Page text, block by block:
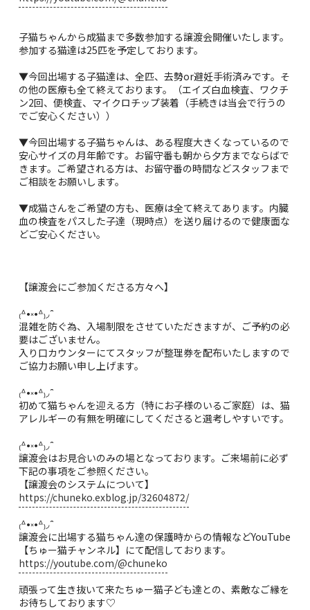
子猫ちゃんから成猫まで多数参加する譲渡会開催いたします。
参加する猫達は25匹を予定しております。
▼今回出場する子猫達は、全匹、去勢or避妊手術済みです。そ
の他の医療も全て終えております。（エイズ白血検査、ワクチ
ン2回、便検査、マイクロチップ装着（手続きは当会で行うの
でご安心ください））
▼今回出場する子猫ちゃんは、ある程度大きくなっているので
安心サイズの月年齢です。お留守番も朝から夕方までならばで
きます。ご希望される方は、お留守番の時間などスタッフまで
ご相談をお願いします。
▼成猫さんをご希望の方も、医療は全て終えてあります。内臓
血の検査をパスした子達（現時点）を送り届けるので健康面な
どご安心ください。
【譲渡会にご参加くださる方々へ】
₍ᐞ•༝•ᐞ₎◞ ̑̑
混雑を防ぐ為、入場制限をさせていただきますが、ご予約の必
要はございません。
入り口カウンターにてスタッフが整理券を配布いたしますので
ご協力お願い申し上げます。
₍ᐞ•༝•ᐞ₎◞ ̑̑
初めて猫ちゃんを迎える方（特にお子様のいるご家庭）は、猫
アレルギーの有無を明確にしてくださると選考しやすいです。
₍ᐞ•༝•ᐞ₎◞ ̑̑
譲渡会はお見合いのみの場となっております。ご来場前に必ず
下記の事項をご参照ください。
【譲渡会のシステムについて】
https://chuneko.exblog.jp/32604872/
₍ᐞ•༝•ᐞ₎◞ ̑̑
譲渡会に出場する猫ちゃん達の保護時からの情報などYouTube
【ちゅー猫チャンネル】にて配信しております。
https://youtube.com/@chuneko
頑張って生き抜いて来たちゅー猫子ども達との、素敵なご縁を
お待ちしております♡